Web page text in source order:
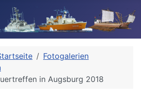
Fotogalerien
in Augsburg 2018